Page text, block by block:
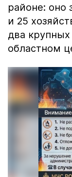
районе: оно
и 25
два крупных
областном